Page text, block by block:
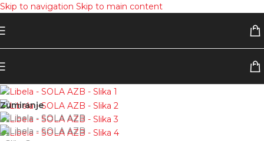
Skip to navigation Skip to main content
Zumiranje